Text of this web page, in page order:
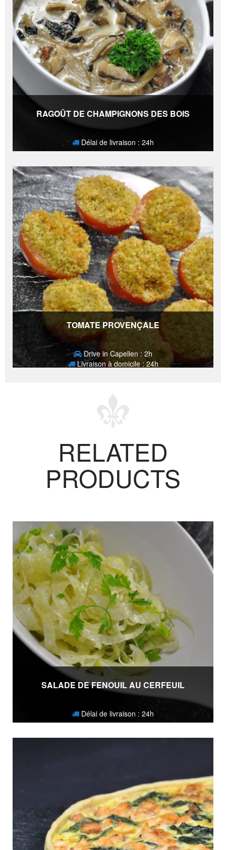
RAGOÛT DE CHAMPIGNONS DES BOIS
Délai de livraison : 24h
TOMATE PROVENÇALE
Drive in Capellen : 2h
Livraison à domicile : 24h
RELATED
PRODUCTS
SALADE DE FENOUIL AU CERFEUIL
Délai de livraison : 24h